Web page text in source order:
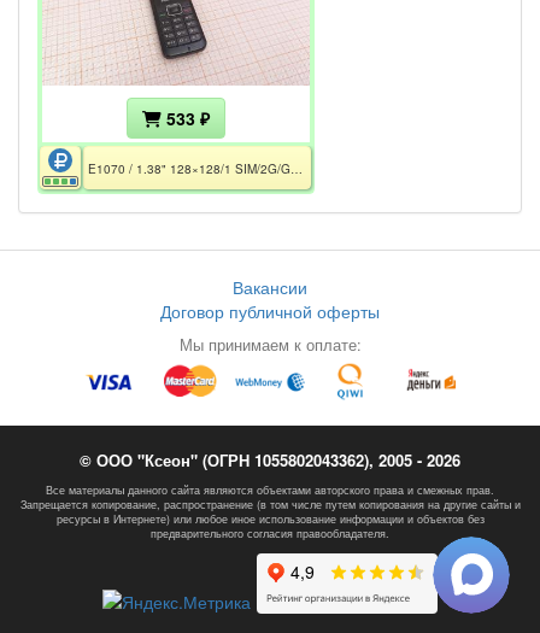
533 ₽
E1070 / 1.38" 128×128/1 SIM/2G/GSM 900/1800/750 мАч Li-Ion / CE / Без АКБ и СЗУ
Вакансии
Договор публичной оферты
Мы принимаем к оплате:
© ООО "Ксеон" (ОГРН 1055802043362), 2005 - 2026
Все материалы данного сайта являются объектами авторского права и смежных прав.
Запрещается копирование, распространение (в том числе путем копирования на другие сайты и
ресурсы в Интернете) или любое иное использование информации и объектов без
предварительного согласия правообладателя.